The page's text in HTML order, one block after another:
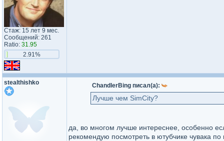
Стаж: 15 лет 9 мес.
Сообщений: 261
Ratio: 31.95
2.91%
stealthishko ChandlerBing писал(а):
Лучше чем SimCity?
да, во многом лучше интереснее, особенно
рекомендую посмотреть в ютубчике чувака